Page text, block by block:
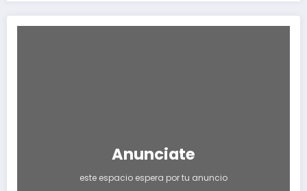
Anunciate
este espacio espera por tu anuncio